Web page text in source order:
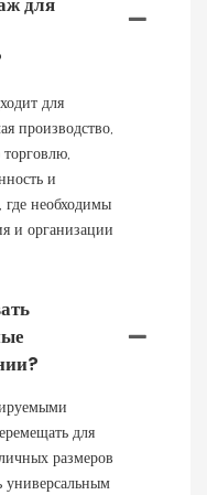
для
производство,
и
где необходимы
и организации
для
размеров
универсальным